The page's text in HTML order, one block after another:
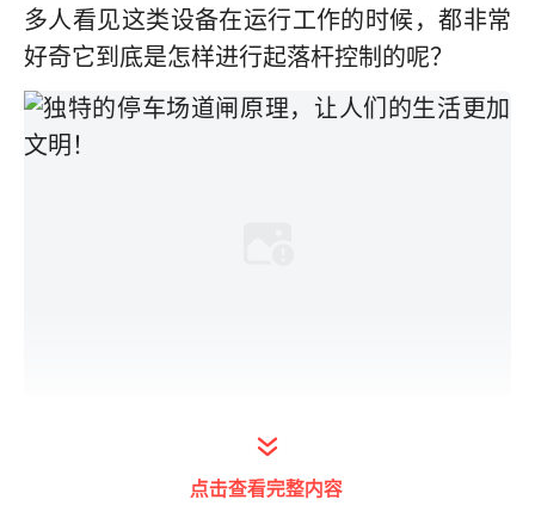
多人看见这类设备在运行工作的时候，都非常
好奇它到底是怎样进行起落杆控制的呢？
二十一世纪的发展，人们更加讲究环境秩序
了。这样一来，很多公共场所就引进了停车场
点击查看完整内容